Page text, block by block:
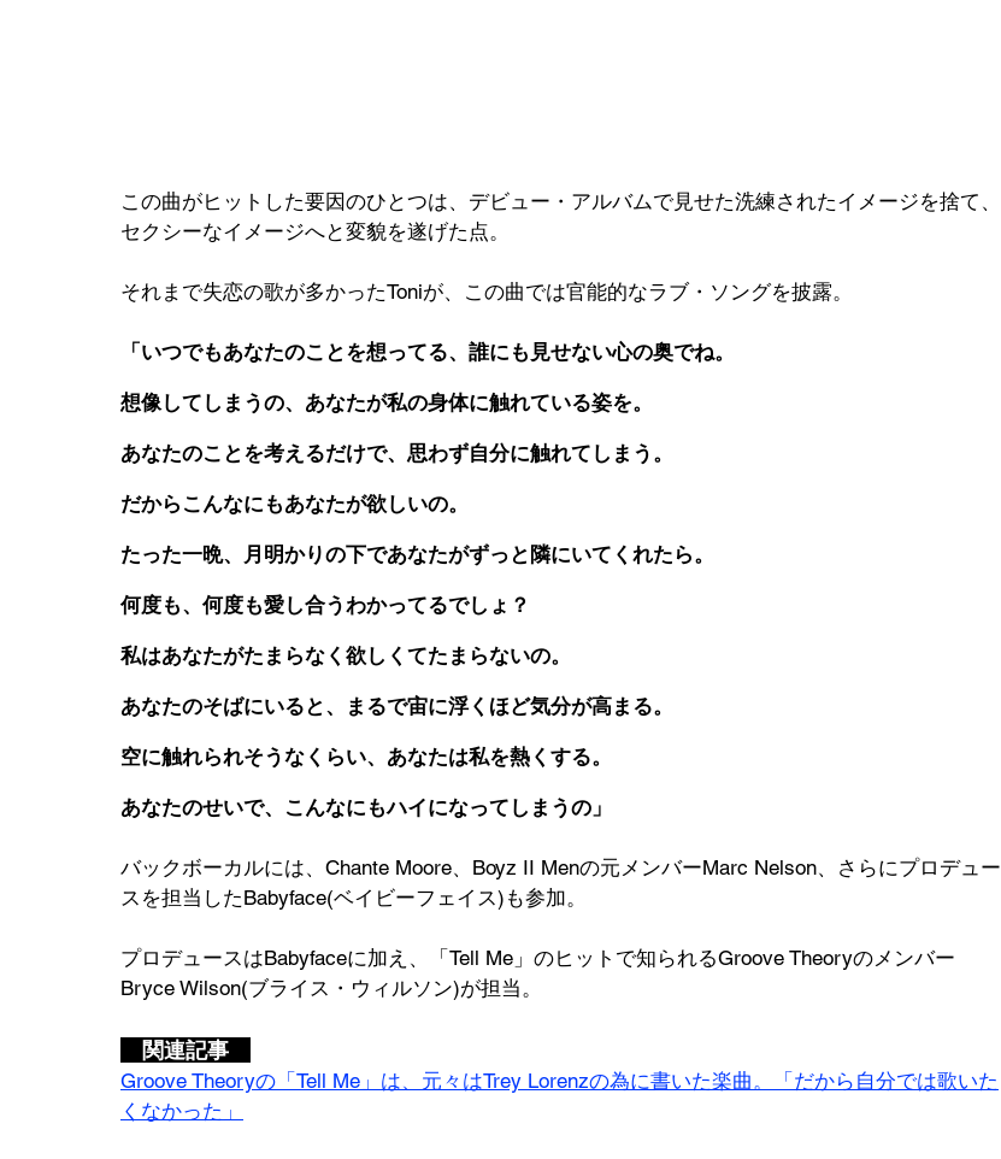
この曲がヒットした要因のひとつは、デビュー・アルバムで見せた洗練されたイメージを捨て、
セクシーなイメージへと変貌を遂げた点。
それまで失恋の歌が多かったToniが、この曲では官能的なラブ・ソングを披露。
「いつでもあなたのことを想ってる、誰にも見せない心の奥でね。
想像してしまうの、あなたが私の身体に触れている姿を。
あなたのことを考えるだけで、思わず自分に触れてしまう。
だからこんなにもあなたが欲しいの。
たった一晩、月明かりの下であなたがずっと隣にいてくれたら。
何度も、何度も愛し合うわかってるでしょ？
私はあなたがたまらなく欲しくてたまらないの。
あなたのそばにいると、まるで宙に浮くほど気分が高まる。
空に触れられそうなくらい、あなたは私を熱くする。
あなたのせいで、こんなにもハイになってしまうの」
バックボーカルには、Chante Moore、Boyz II Menの元メンバーMarc Nelson、さらにプロデュー
スを担当したBabyface(ベイビーフェイス)も参加。
プロデュースはBabyfaceに加え、「Tell Me」のヒットで知られるGroove Theoryのメンバー
Bryce Wilson(ブライス・ウィルソン)が担当。
関連記事
Groove Theoryの「Tell Me」は、元々はTrey Lorenzの為に書いた楽曲。「だから自分では歌いた
くなかった」